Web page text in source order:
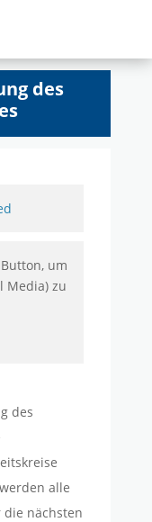
des
um
Media) zu
des
alle
die nächsten